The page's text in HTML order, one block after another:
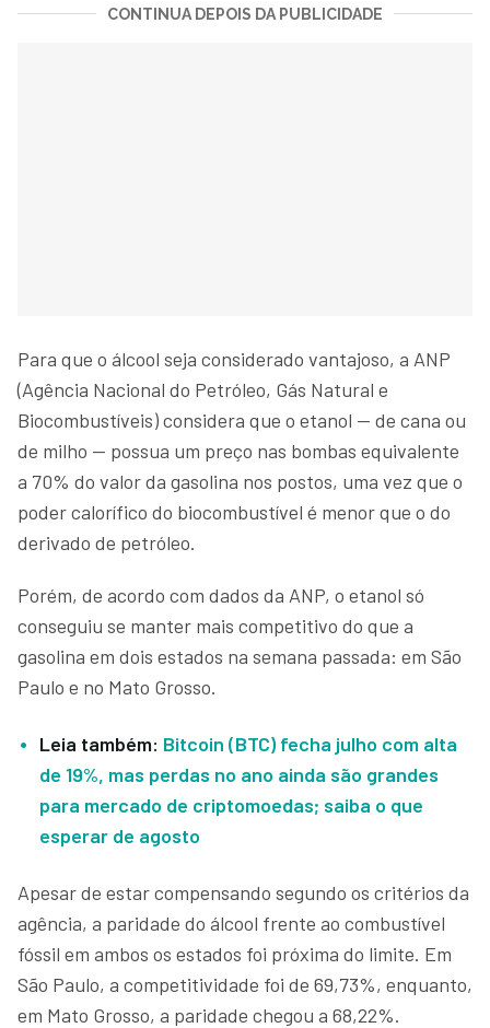
CONTINUA DEPOIS DA PUBLICIDADE
Para que o álcool seja considerado vantajoso, a ANP
(Agência Nacional do Petróleo, Gás Natural e
Biocombustíveis) considera que o etanol — de cana ou
de milho — possua um preço nas bombas equivalente
a 70% do valor da gasolina nos postos, uma vez que o
poder calorífico do biocombustível é menor que o do
derivado de petróleo.
Porém, de acordo com dados da ANP, o etanol só
conseguiu se manter mais competitivo do que a
gasolina em dois estados na semana passada: em São
Paulo e no Mato Grosso.
Leia também: Bitcoin (BTC) fecha julho com alta
de 19%, mas perdas no ano ainda são grandes
para mercado de criptomoedas; saiba o que
esperar de agosto
Apesar de estar compensando segundo os critérios da
agência, a paridade do álcool frente ao combustível
fóssil em ambos os estados foi próxima do limite. Em
São Paulo, a competitividade foi de 69,73%, enquanto,
em Mato Grosso, a paridade chegou a 68,22%.